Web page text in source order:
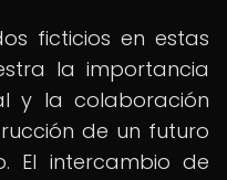
ficticios en estas
la importancia
y la colaboración
de un futuro
El intercambio de